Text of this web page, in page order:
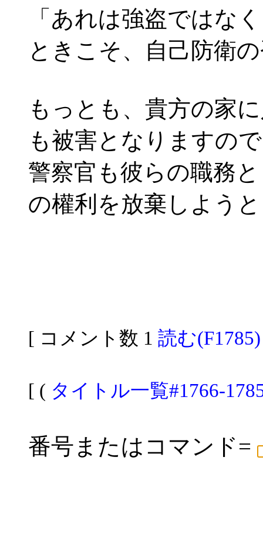
「あれは強盗ではな
ときこそ、自己防衛
もっとも、貴方の家
も被害となりますの
警察官も彼らの職務
の權利を放棄しよう
[ コメント数 1 読む(F1785)
[ ( タイトル一覧#1766-
番号またはコマンド=